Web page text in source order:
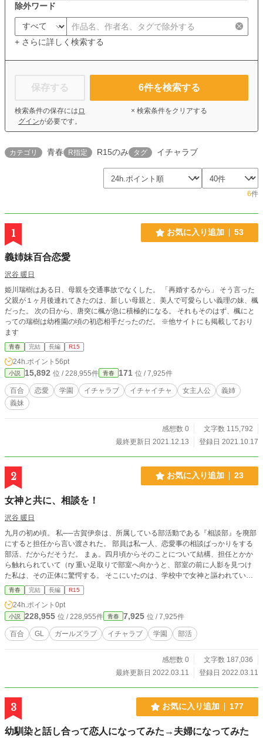
除外ワード
+ さらに詳しく検索する
保存する
検索条件の保存には ロ
グインが必要です。
6件を検索する
× 検索条件をクリアする
カテゴリ 青春 R指定 R15のみ タグ イチャラブ
6件
1 お気に入り追加 53
義姉妹百合恋愛
沢谷 暖日
姫川瑞樹はある日、母親を交通事故でなくした。 「再婚するから」 そう言った
父親が１ヶ月後連れてきたのは、新しい母親と、美人で可愛らしい義理の妹、楓
だった。 次の日から、唐突に楓が急に積極的になる。 それもそのはず、楓にと
っての瑞樹は幼稚園の頃の初恋相手だったのだ。 ※他サイトにも掲載しており
ます
青春 完結 長編 R15
24h.ポイント 56pt
小説 15,892 位 / 228,955件 青春 171 位 / 7,925件
百合 恋愛 学園 イチャラブ イチャイチャ 女主人公
義姉
義妹
感想数 0
文字数 115,792
最終更新日 2021.12.13
登録日 2021.10.17
2 お気に入り追加 23
女神と共に、相談を！
沢谷 暖日
九月の初め頃。 私──古賀伊奈は、所属している部活動である『相談部』を廃部
にすると担任から言い渡された。 部員は私一人、恋愛事の相談ばっかりをする
部活、だからだそうだ。 まぁ。四月頃からそのことについて結構、担任とかか
ら触れられていて（ry 重い足取りで部室へ向かうと、部室の前に人影を見つけ
た私は、その正体に驚愕する。 そこにいたのは、学校中で女神と謳われている
少女──天崎心音だった。 『相談部』に何の用かと思えば、彼女は恋愛相談をし
に来ていたのだった。 部活の危機と聞いた彼女は、相談部に入部してくれて、
様々な恋愛についてのお悩み相談を共にしていくこととなる──
青春 完結 長編 R15
24h.ポイント 0pt
小説 228,955 位 / 228,955件 青春 7,925 位 / 7,925件
百合 GL ガールズラブ イチャラブ 学園 部活
感想数 0
文字数 187,036
最終更新日 2022.03.11
登録日 2022.03.11
3 お気に入り追加 177
幼馴染と話し合って恋人になってみた→夫婦になってみた